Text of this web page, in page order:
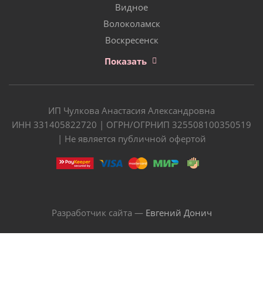
Видное
Волоколамск
Воскресенск
Показать
ИП Чулкова Анастасия Александровна
ИНН 331405822720 | ОГРН/ОГРНИП 325508100350519
| Не является публичной офертой
Разработчик сайта — Евгений Донич